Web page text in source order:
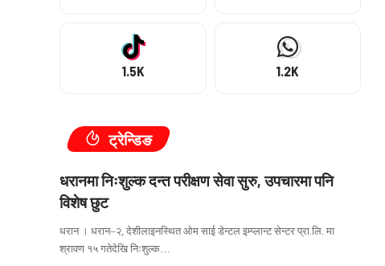
1.5K 1.2K
ट्रेन्डिङ
धरानमा निःशुल्क दन्त परीक्षण सेवा सुरु, उपचारमा पनि
विशेष छुट
धरान । धरान–२, देशीलाइनस्थित ओम साई डेन्टल इम्प्लान्ट सेन्टर प्रा.लि. मा
श्रावण १५ गतेदेखि निःशुल्क…